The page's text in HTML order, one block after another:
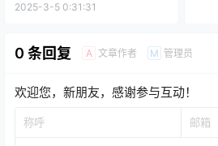
2025-3-5 0:31:31
0 条回复 A 文章作者 M 管理员
欢迎您，新朋友，感谢参与互动！